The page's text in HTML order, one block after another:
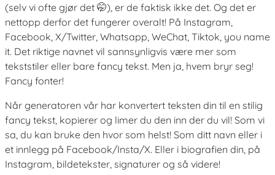
(selv vi ofte gjør det 🤭), er de faktisk ikke det. Og det er
nettopp derfor det fungerer overalt! På Instagram,
Facebook, X/Twitter, Whatsapp, WeChat, Tiktok, you name
it. Det riktige navnet vil sannsynligvis være mer som
tekststiler eller bare fancy tekst. Men ja, hvem bryr seg!
Fancy fonter!
Når generatoren vår har konvertert teksten din til en stilig
fancy tekst, kopierer og limer du den inn der du vil! Som vi
sa, du kan bruke den hvor som helst! Som ditt navn eller i
et innlegg på Facebook/Insta/X. Eller i biografien din, på
Instagram, bildetekster, signaturer og så videre!